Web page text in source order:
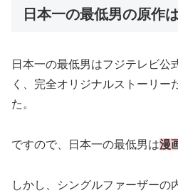
日本一の最低男の原作
日本一の最低男はフジテレビ公
く、完全オリジナルストーリー
た。
ですので、日本一の最低男は漫
しかし、シングルファーザーの